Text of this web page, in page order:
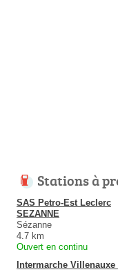
Stations à
SAS Petro-Est Leclerc
SEZANNE
Sézanne
4.7 km
Ouvert en continu
Intermarche Villenauxe